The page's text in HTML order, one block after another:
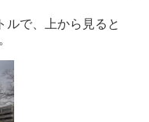
、上から見ると